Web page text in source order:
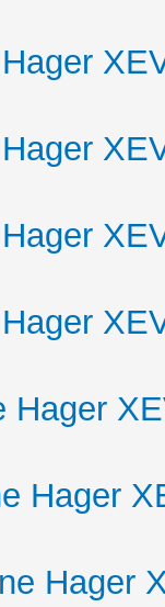
Hager
Hager
Hager